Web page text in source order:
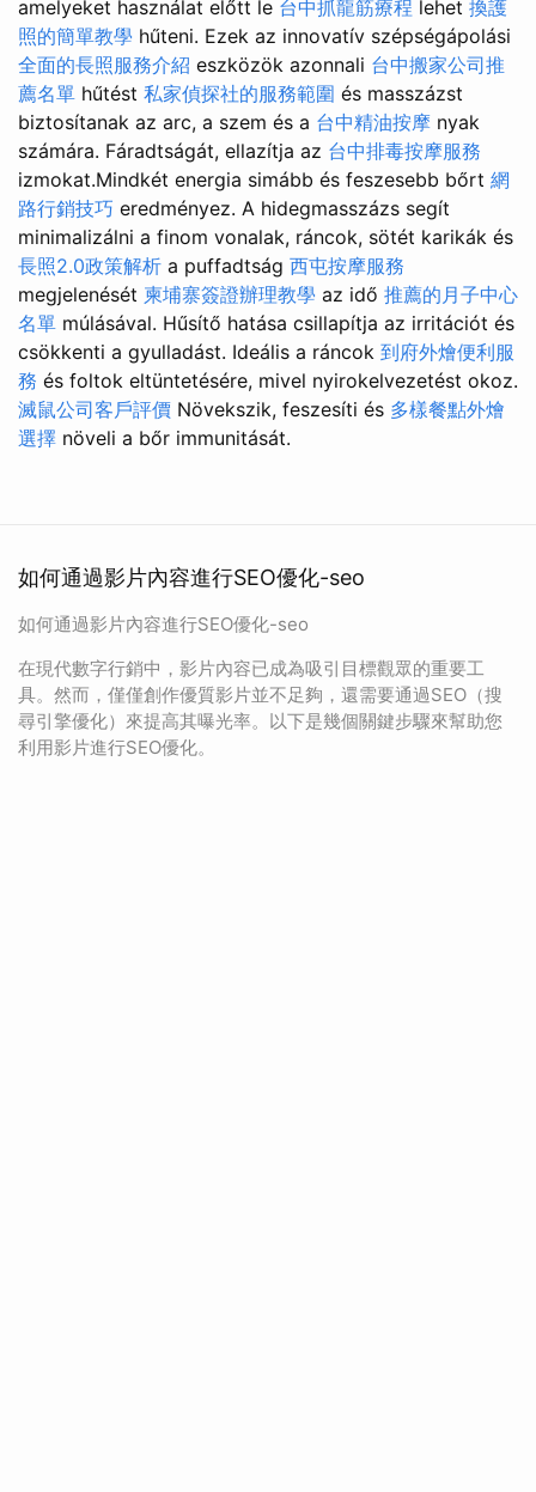
amelyeket használat előtt le 台中抓龍筋療程 lehet 換護
照的簡單教學 hűteni. Ezek az innovatív szépségápolási
全面的長照服務介紹 eszközök azonnali 台中搬家公司推
薦名單 hűtést 私家偵探社的服務範圍 és masszázst
biztosítanak az arc, a szem és a 台中精油按摩 nyak
számára. Fáradtságát, ellazítja az 台中排毒按摩服務
izmokat.Mindkét energia simább és feszesebb bőrt 網
路行銷技巧 eredményez. A hidegmasszázs segít
minimalizálni a finom vonalak, ráncok, sötét karikák és
長照2.0政策解析 a puffadtság 西屯按摩服務
megjelenését 柬埔寨簽證辦理教學 az idő 推薦的月子中心
名單 múlásával. Hűsítő hatása csillapítja az irritációt és
csökkenti a gyulladást. Ideális a ráncok 到府外燴便利服
務 és foltok eltüntetésére, mivel nyirokelvezetést okoz.
滅鼠公司客戶評價 Növekszik, feszesíti és 多樣餐點外燴
選擇 növeli a bőr immunitását.
如何通過影片內容進行SEO優化-seo
如何通過影片內容進行SEO優化-seo
在現代數字行銷中，影片內容已成為吸引目標觀眾的重要工
具。然而，僅僅創作優質影片並不足夠，還需要通過SEO（搜
尋引擎優化）來提高其曝光率。以下是幾個關鍵步驟來幫助您
利用影片進行SEO優化。